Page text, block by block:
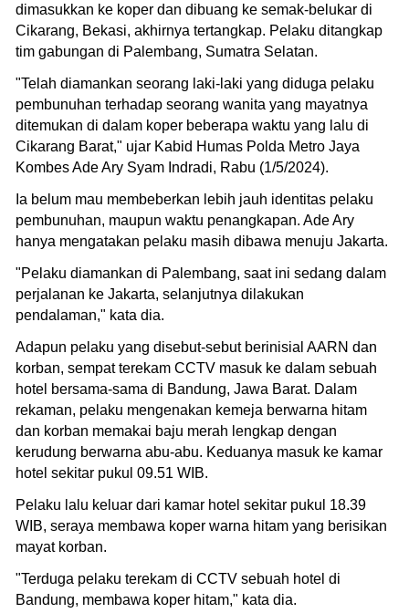
dimasukkan ke koper dan dibuang ke semak-belukar di
Cikarang, Bekasi, akhirnya tertangkap. Pelaku ditangkap
tim gabungan di Palembang, Sumatra Selatan.
"Telah diamankan seorang laki-laki yang diduga pelaku
pembunuhan terhadap seorang wanita yang mayatnya
ditemukan di dalam koper beberapa waktu yang lalu di
Cikarang Barat," ujar Kabid Humas Polda Metro Jaya
Kombes Ade Ary Syam Indradi, Rabu (1/5/2024).
Ia belum mau membeberkan lebih jauh identitas pelaku
pembunuhan, maupun waktu penangkapan. Ade Ary
hanya mengatakan pelaku masih dibawa menuju Jakarta.
"Pelaku diamankan di Palembang, saat ini sedang dalam
perjalanan ke Jakarta, selanjutnya dilakukan
pendalaman," kata dia.
Adapun pelaku yang disebut-sebut berinisial AARN dan
korban, sempat terekam CCTV masuk ke dalam sebuah
hotel bersama-sama di Bandung, Jawa Barat. Dalam
rekaman, pelaku mengenakan kemeja berwarna hitam
dan korban memakai baju merah lengkap dengan
kerudung berwarna abu-abu. Keduanya masuk ke kamar
hotel sekitar pukul 09.51 WIB.
Pelaku lalu keluar dari kamar hotel sekitar pukul 18.39
WIB, seraya membawa koper warna hitam yang berisikan
mayat korban.
"Terduga pelaku terekam di CCTV sebuah hotel di
Bandung, membawa koper hitam," kata dia.